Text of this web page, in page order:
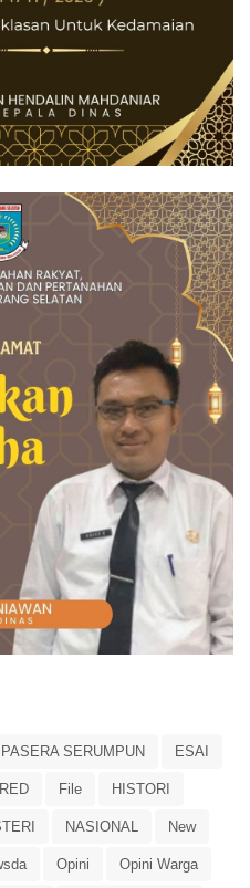
SERUMPUN ESAI
File HISTORI
NASIONAL New
Opini Opini Warga